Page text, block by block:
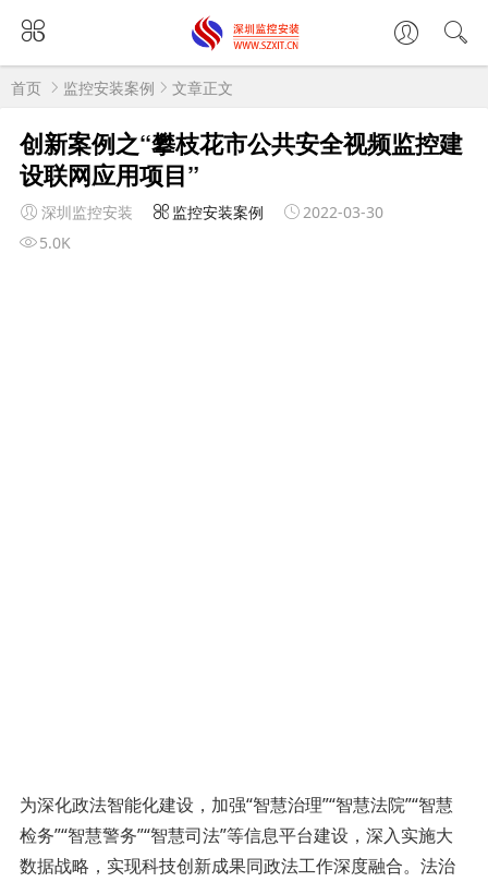
首页 监控安装案例 文章正文
创新案例之“攀枝花市公共安全视频监控建
设联网应用项目”
深圳监控安装 监控安装案例
2022-03-30
5.0K
为深化政法智能化建设，加强“智慧治理”“智慧法院”“智慧
检务”“智慧警务”“智慧司法”等信息平台建设，深入实施大
数据战略，实现科技创新成果同政法工作深度融合。法治